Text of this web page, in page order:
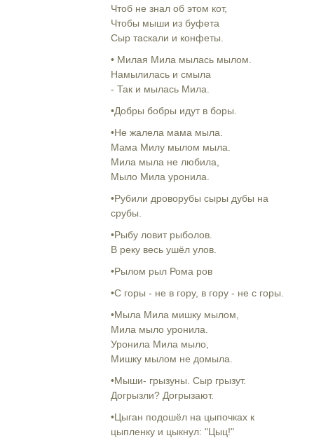
Чтоб не знал об этом кот,
Чтобы мыши из буфета
Сыр таскали и конфеты.
• Милая Мила мылась мылом.
Намылилась и смыла
- Так и мылась Мила.
•Добры бобры идут в боры.
•Не жалела мама мыла.
Мама Милу мылом мыла.
Мила мыла не любила,
Мыло Мила уронила.
•Рубили дроворубы сыры дубы на
срубы.
•Рыбу ловит рыболов.
В реку весь ушёл улов.
•Рылом рыл Рома ров
•С горы - не в гору, в гору - не с горы.
•Мыла Мила мишку мылом,
Мила мыло уронила.
Уронила Мила мыло,
Мишку мылом не домыла.
•Мыши- грызуны. Сыр грызут.
Догрызли? Догрызают.
•Цыган подошёл на цыпочках к
цыпленку и цыкнул: "Цыц!"